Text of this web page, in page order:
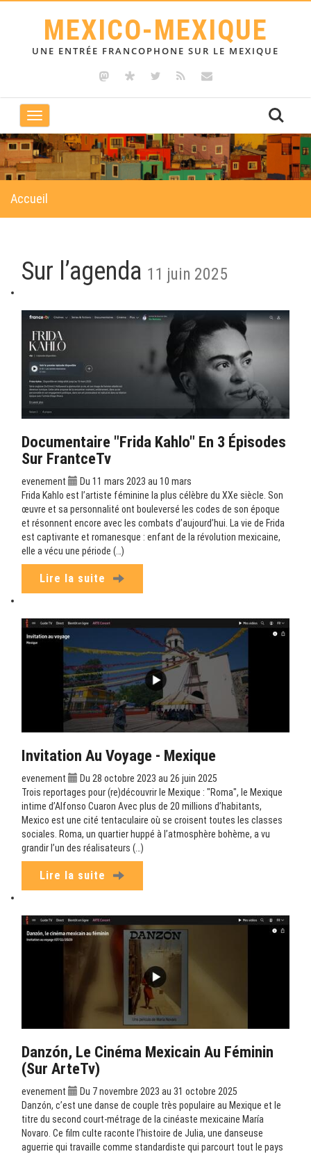
MEXICO-MEXIQUE
UNE ENTRÉE FRANCOPHONE SUR LE MEXIQUE
Toggle
navigation
Accueil
Sur l’agenda 11 juin 2025
Documentaire "Frida Kahlo" En 3 Épisodes
Sur FrantceTv
evenement
Du 11 mars 2023 au 10 mars
Frida Kahlo est l’artiste féminine la plus célèbre du XXe siècle. Son
œuvre et sa personnalité ont bouleversé les codes de son époque
et résonnent encore avec les combats d’aujourd’hui. La vie de Frida
est captivante et romanesque : enfant de la révolution mexicaine,
elle a vécu une période (…)
Lire la suite
Invitation Au Voyage - Mexique
evenement
Du 28 octobre 2023 au 26 juin 2025
Trois reportages pour (re)découvrir le Mexique : "Roma", le Mexique
intime d’Alfonso Cuaron Avec plus de 20 millions d’habitants,
Mexico est une cité tentaculaire où se croisent toutes les classes
sociales. Roma, un quartier huppé à l’atmosphère bohème, a vu
grandir l’un des réalisateurs (…)
Lire la suite
Danzón, Le Cinéma Mexicain Au Féminin
(sur ArteTv)
evenement
Du 7 novembre 2023 au 31 octobre 2025
Danzón, c’est une danse de couple très populaire au Mexique et le
titre du second court-métrage de la cinéaste mexicaine María
Novaro. Ce film culte raconte l’histoire de Julia, une danseuse
aguerrie qui travaille comme standardiste qui parcourt tout le pays